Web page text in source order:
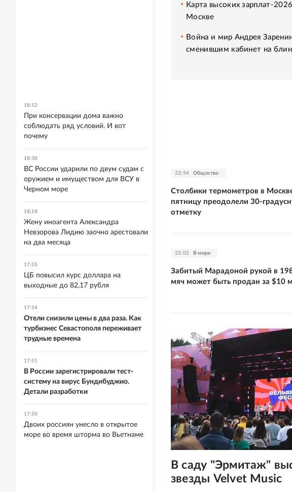
Карта высоких зарплат-
Москве
Война и мир Андрея
сменившим кабинет на
22:54 Общество
Столбики термометров в
пятницу преодолели 30-
отметку
22:02 В мире
Забитый Марадоной рукой в
мяч может быть продан за $10
В саду "Эрмитаж"
звезды Velvet Music
18:52
При консервации дома важно
соблюдать ряд условий. И вот
почему
18:30
ВС России ударили по двум судам с
оружием и имуществом для ВСУ в
Черном море
18:18
Жену иноагента Александра
Невзорова Лидию заочно арестовали
на два месяца
17:55
ЦБ повысил курс доллара на
выходные до 82,17 рубля
17:54
Отели снизили цены в два раза. Как
турбизнес Севастополя переживает
трудные времена
17:51
В России зарегистрировали тест-
систему на вирус Бундибуджио.
Детали разработки
17:50
Двоих россиян унесло в открытое
море во время шторма во Вьетнаме